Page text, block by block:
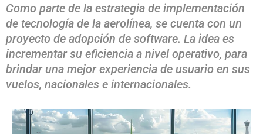
Como parte de la estrategia de implementación
de tecnología de la aerolínea, se cuenta con un
proyecto de adopción de software. La idea es
incrementar su eficiencia a nivel operativo, para
brindar una mejor experiencia de usuario en sus
vuelos, nacionales e internacionales.